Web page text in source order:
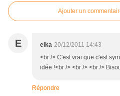
Ajouter un
E elka 20/12/2011 14:43
<br /> C'est vrai que c'est
idée !<br /> <br /> <br />
Répondre